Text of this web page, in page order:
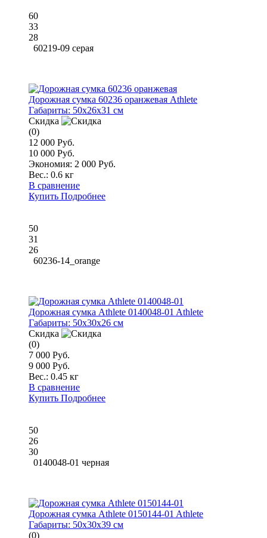
60
33
28
60219-09 серая
Дорожная сумка 60236 оранжевая Athlete
Габариты: 50x26x31 см
Скидка
(0)
12 000 Руб.
10 000 Руб.
Экономия: 2 000 Руб.
Вес.: 0.6 кг
В сравнение
Купить Подробнее
50
31
26
60236-14_orange
Дорожная сумка Athlete 0140048-01 Athlete
Габариты: 50x30x26 см
Скидка
(0)
7 000 Руб.
9 000 Руб.
Вес.: 0.45 кг
В сравнение
Купить Подробнее
50
26
30
0140048-01 черная
Дорожная сумка Athlete 0150144-01 Athlete
Габариты: 50x30x39 см
(0)